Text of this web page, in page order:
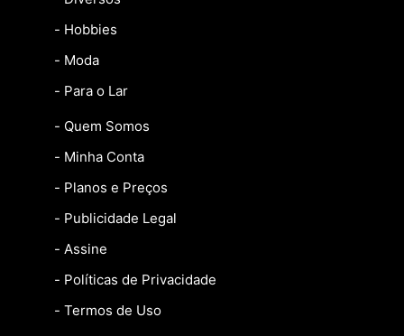
- Hobbies
- Moda
- Para o Lar
- Quem Somos
- Minha Conta
- Planos e Preços
- Publicidade Legal
- Assine
- Políticas de Privacidade
- Termos de Uso